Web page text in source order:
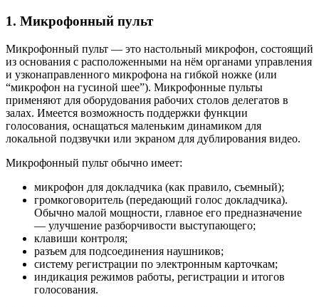
1. Микрофонный пульт
Микрофонный пульт — это настольный микрофон, состоящий
из основания с расположенными на нём органами управления
и узконаправленного микрофона на гибкой ножке (или
“микрофон на гусиной шее”). Микрофонные пульты
применяют для оборудования рабочих столов делегатов в
залах. Имеется возможность поддержки функции
голосования, оснащаться маленьким динамиком для
локальной подзвучки или экраном для дублирования видео.
Микрофонный пульт обычно имеет:
микрофон для докладчика (как правило, съемный);
громкоговоритель (передающий голос докладчика).
Обычно малой мощности, главное его предназначение
— улучшение разборчивости выступающего;
клавиши контроля;
разъем для подсоединения наушников;
систему регистрации по электронным карточкам;
индикация режимов работы, регистрации и итогов
голосования.